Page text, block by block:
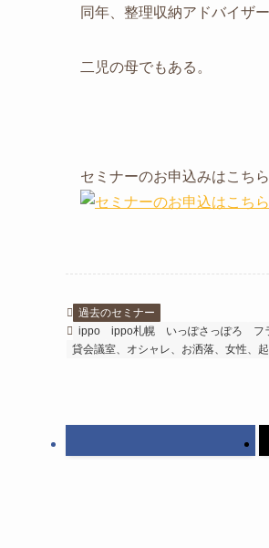
同年、整理収納アドバイザー
二児の母でもある。
セミナーのお申込みはこち
過去のセミナー
ippo
ippo札幌 いっぽさっぽろ フ
貸会議室、オシャレ、お洒落、女性、起